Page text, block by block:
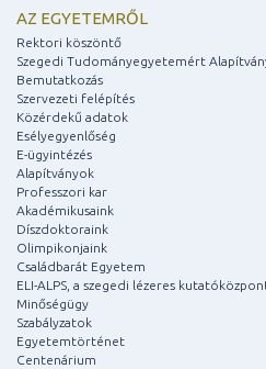
AZ EGYETEMRŐL
Rektori köszöntő
Szegedi Tudományegyetemért
Bemutatkozás
Szervezeti felépítés
Közérdekű adatok
Esélyegyenlőség
E-ügyintézés
Alapítványok
Professzori kar
Akadémikusaink
Díszdoktoraink
Olimpikonjaink
Családbarát Egyetem
ELI-ALPS, a szegedi lézeres
Minőségügy
Szabályzatok
Egyetemtörténet
Centenárium